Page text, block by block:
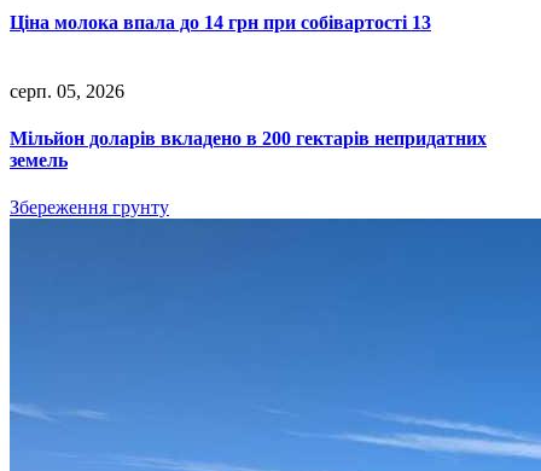
Ціна молока впала до 14 грн при собівартості 13
серп. 05, 2026
Мільйон доларів вкладено в 200 гектарів непридатних
земель
Збереження грунту